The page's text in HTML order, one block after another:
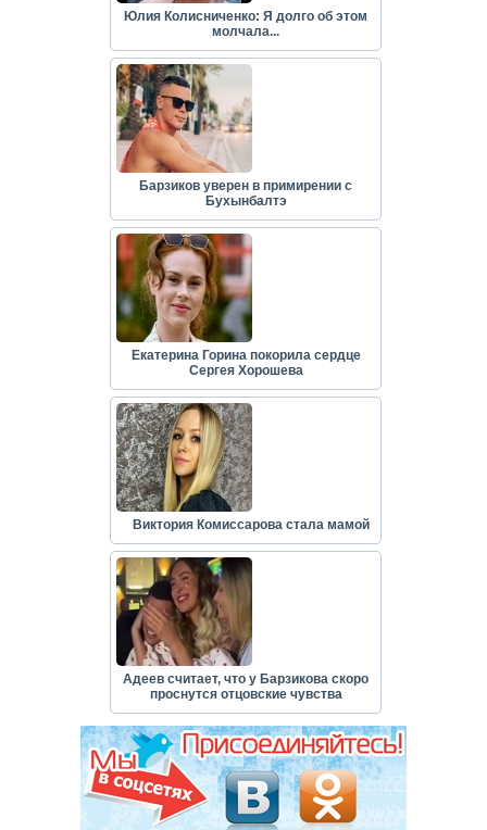
Юлия Колисниченко: Я долго об этом
молчала...
Барзиков уверен в примирении с
Бухынбалтэ
Екатерина Горина покорила сердце
Сергея Хорошева
Виктория Комиссарова стала мамой
Адеев считает, что у Барзикова скоро
проснутся отцовские чувства